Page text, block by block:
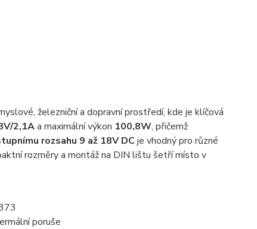
železniční a dopravní prostředí, kde je klíčová
2,1Aa maximální výkon 100,8W, přičemž
rozsahu 9 až 18V DC je vhodný pro různé
rozměry a montáž na DIN lištu šetří místo v
poruše